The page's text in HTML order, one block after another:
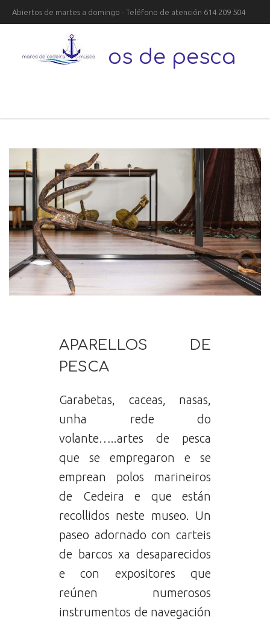
Abiertos de martes a domingo - Teléfono de atención 614 209 504
aparellos de pesca
APARELLOS DE
PESCA
Garabetas, caceas, nasas,
unha rede do
volante…..artes de pesca
que se empregaron e se
emprean polos marineiros
de Cedeira e que están
recollidos neste museo. Un
paseo adornado con carteis
de barcos xa desaparecidos
e con expositores que
reúnen numerosos
instrumentos de navegación